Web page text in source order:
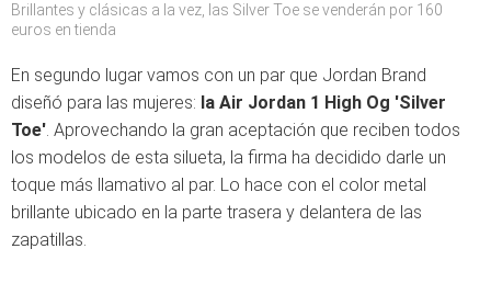
Brillantes y clásicas a la vez, las Silver Toe se venderán por 160
euros en tienda
En segundo lugar vamos con un par que Jordan Brand
diseñó para las mujeres: la Air Jordan 1 High Og 'Silver
Toe'. Aprovechando la gran aceptación que reciben todos
los modelos de esta silueta, la firma ha decidido darle un
toque más llamativo al par. Lo hace con el color metal
brillante ubicado en la parte trasera y delantera de las
zapatillas.